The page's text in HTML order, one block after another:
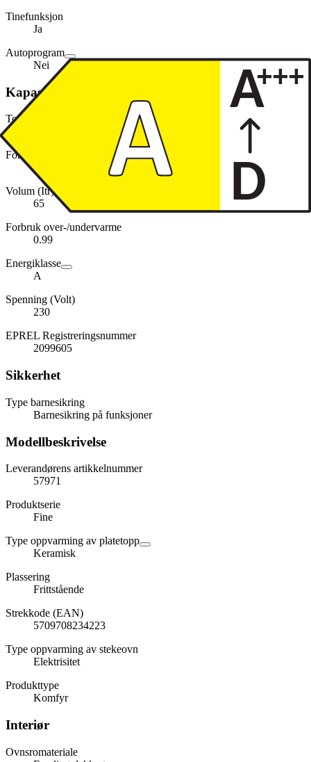
Tinefunksjon
Ja
Autoprogram
Nei
Kapasitet, forbruk og effekt
Total effekt (watt)
Forbruk varmluft
0.78
Volum (Itr)
65
Forbruk over-/undervarme
0.99
Energiklasse
A
Spenning (Volt)
230
EPREL Registreringsnummer
2099605
Sikkerhet
Type barnesikring
Barnesikring på funksjoner
Modellbeskrivelse
Leverandørens artikkelnummer
57971
Produktserie
Fine
Type oppvarming av platetopp
Keramisk
Plassering
Frittstående
Strekkode (EAN)
5709708234223
Type oppvarming av stekeovn
Elektrisitet
Produkttype
Komfyr
Interiør
Ovnsromateriale